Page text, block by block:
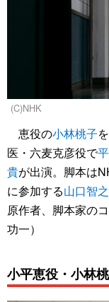
(C)NHK
恵役の小林桃子
医・六麦克彦役で
貴が出演。脚本は
に参加する山口智之
原作者、脚本家の
功一）
小平恵役・小林